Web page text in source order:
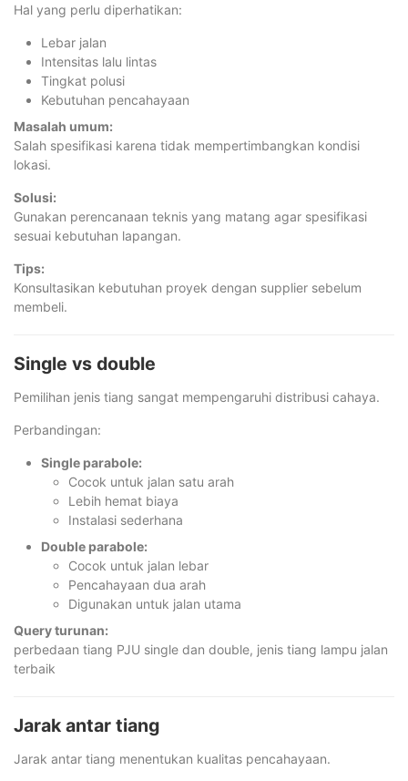
Hal yang perlu diperhatikan:
Lebar jalan
Intensitas lalu lintas
Tingkat polusi
Kebutuhan pencahayaan
Masalah umum:
Salah spesifikasi karena tidak mempertimbangkan kondisi
lokasi.
Solusi:
Gunakan perencanaan teknis yang matang agar spesifikasi
sesuai kebutuhan lapangan.
Tips:
Konsultasikan kebutuhan proyek dengan supplier sebelum
membeli.
Single vs double
Pemilihan jenis tiang sangat mempengaruhi distribusi cahaya.
Perbandingan:
Single parabole:
Cocok untuk jalan satu arah
Lebih hemat biaya
Instalasi sederhana
Double parabole:
Cocok untuk jalan lebar
Pencahayaan dua arah
Digunakan untuk jalan utama
Query turunan:
perbedaan tiang PJU single dan double, jenis tiang lampu jalan
terbaik
Jarak antar tiang
Jarak antar tiang menentukan kualitas pencahayaan.